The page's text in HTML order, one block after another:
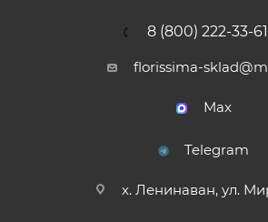
8 (800) 222-33-61
florissima-
Max
Telegram
х. Ленинаван, ул.